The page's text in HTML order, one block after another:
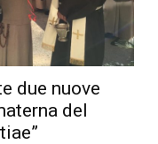
due nuove
del